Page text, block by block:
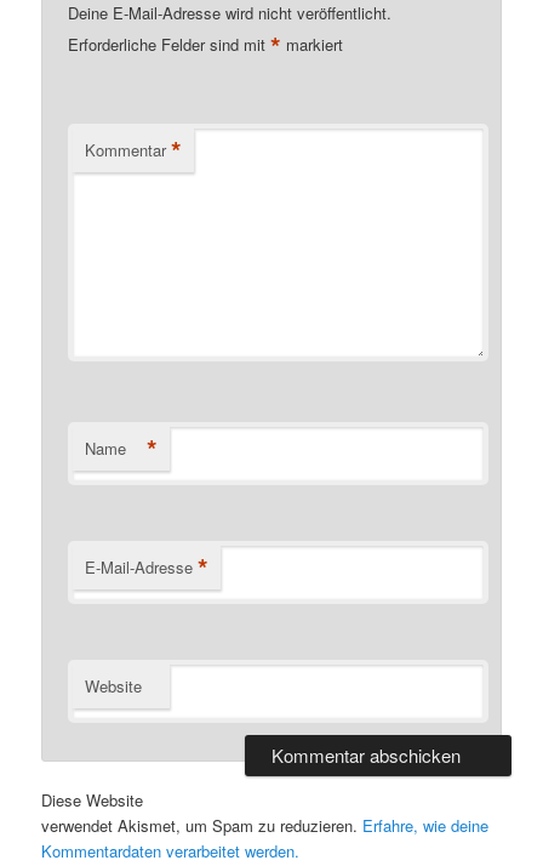
Deine E-Mail-Adresse wird nicht veröffentlicht.
Erforderliche Felder sind mit* markiert
Kommentar *
Name *
E-Mail-Adresse *
Website
Diese Website
verwendet Akismet, um Spam zu reduzieren. Erfahre, wie deine
Kommentardaten verarbeitet werden.